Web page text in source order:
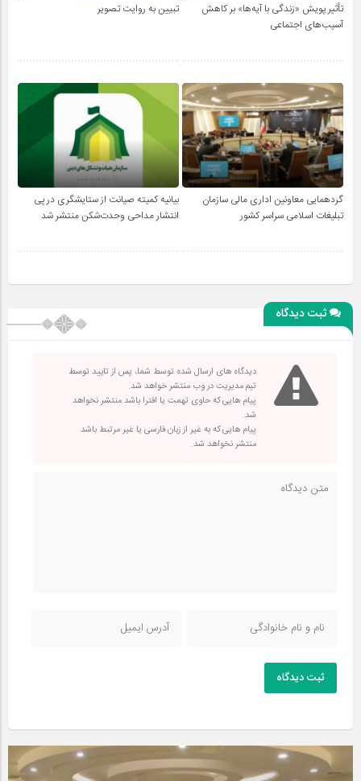
تأثیر پویش «زندگی با آیه‌ها» بر کاهش
آسیب‌های اجتماعی
تبیین به روایت تصویر
گردهمایی معاونین اداری مالی سازمان
تبلیغات اسلامی سراسر کشور
بیانیه کمیته صیانت از ستایشگری در پی
انتشار مداحی وحدت‌شکن منتشر شد
ثبت دیدگاه
دیدگاه های ارسال شده توسط شما، پس از تایید توسط
تیم مدیریت در وب منتشر خواهد شد.
پیام هایی که حاوی تهمت یا افترا باشد منتشر نخواهد
شد.
پیام هایی که به غیر از زبان فارسی یا غیر مرتبط باشد
منتشر نخواهد شد.
ثبت دیدگاه